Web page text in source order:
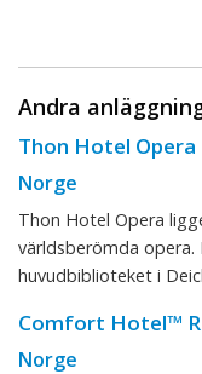
Andra
Thon Hotel Opera
Norge
Thon Hotel Opera
världsberömda
huvudbiblioteket i
Comfort Hotel™
Norge